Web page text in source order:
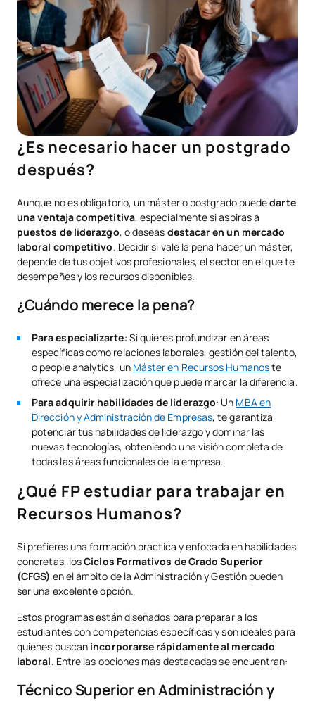
¿Es necesario hacer un postgrado
después?
Aunque no es obligatorio, un máster o postgrado puededarte
unaventaja competitiva, especialmente si aspiras a
puestos de liderazgo, o deseas destacar en un mercado
laboral competitivo. Decidir si vale la pena hacer un máster,
depende de tus objetivos profesionales, el sector en el que te
desempeñes y los recursos disponibles.
¿Cuándo merece la pena?
Para especializarte: Si quieres profundizar en áreas
específicas como relaciones laborales, gestión del talento,
o people analytics, un Máster en Recursos Humanoste
ofrece una especialización que puede marcar la diferencia.
Para adquirir habilidades de liderazgo: Un MBA en
Dirección y Administración de Empresas, te garantiza
potenciar tus habilidades de liderazgo y dominar las
nuevas tecnologías, obteniendo una visión completa de
todas las áreas funcionales de la empresa.
¿Qué FP estudiar para trabajar en
Recursos Humanos?
Si prefieres una formación práctica y enfocada en habilidades
concretas, losCiclos Formativos de Grado Superior
(CFGS) en el ámbito de la Administración y Gestión pueden
ser una excelente opción.
Estos programas están diseñados para preparar a los
estudiantes con competencias específicas y son ideales para
quienes buscan incorporarse rápidamente al mercado
laboral. Entre las opciones más destacadas se encuentran:
Técnico Superior en Administración y